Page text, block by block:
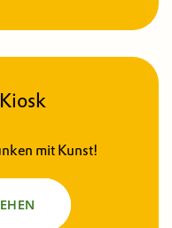
mit Kunst!